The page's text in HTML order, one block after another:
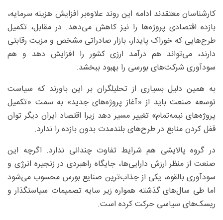
کارشناسان معتقدند ادامه این روند علاوه‌بر افزایش هزینه سرمایه،
بازده اقتصادی پروژه‌ها را نیز کاهش می‌دهد. در مقابل، تکمیل
طرح‌هایی که خوراک پایدار، بازار صادراتی مشخص و مزیت رقابتی
دارند، می‌تواند هم درآمد ارزی کشور را افزایش دهد و هم
سودآوری شرکت‌های بورسی را بهبود ببخشد.
به همین دلیل بسیاری از تحلیلگران بر این باورند که سیاست
توسعه صنعت باید از «آغاز پروژه‌های جدید» به سمت «تکمیل
پروژه‌های نیمه‌تمام» تغییر مسیر دهد زیرا اقتصاد ایران دیگر توان
قفل کردن منابع در طرح‌های بلندمدت بدون بازده را ندارد.
در گروه پالایشی هم شرایط تفاوت چندانی ندارد. اگرچه این
صنعت از منظر ارزش دارایی‌ها، جایگاه راهبردی در زنجیره انرژی و
سودآوری بالقوه، یکی از جذاب‌ترین صنایع بورس محسوب می‌شود
اما طی سال‌های گذشته همواره زیر سایه تصمیمات سیاستگذار و
ریسک‌های سیاسی حرکت کرده است.